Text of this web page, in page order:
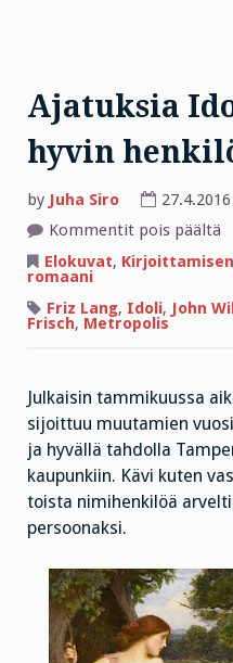
Ajatuksia
hyvin
by Juha Siro 27.4.2016
Kommentit pois päältä
Elokuvat,
romaani
Friz Lang, Idoli, John
Frisch, Metropolis
Julkaisin tammikuussa
sijoittuu muutamien
ja hyvällä tahdolla
kaupunkiin. Kävi kuten
toista nimihenkilöä
persoonaksi.